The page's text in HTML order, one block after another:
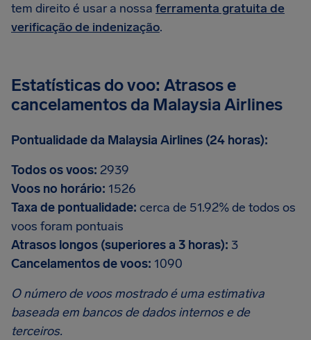
tem direito é usar a nossa ferramenta gratuita de
verificação de indenização.
Estatísticas do voo: Atrasos e
cancelamentos da Malaysia Airlines
Pontualidade da Malaysia Airlines (24 horas):
Todos os voos: 2939
Voos no horário: 1526
Taxa de pontualidade: cerca de 51.92% de todos os
voos foram pontuais
Atrasos longos (superiores a 3 horas): 3
Cancelamentos de voos: 1090
O número de voos mostrado é uma estimativa
baseada em bancos de dados internos e de
terceiros.